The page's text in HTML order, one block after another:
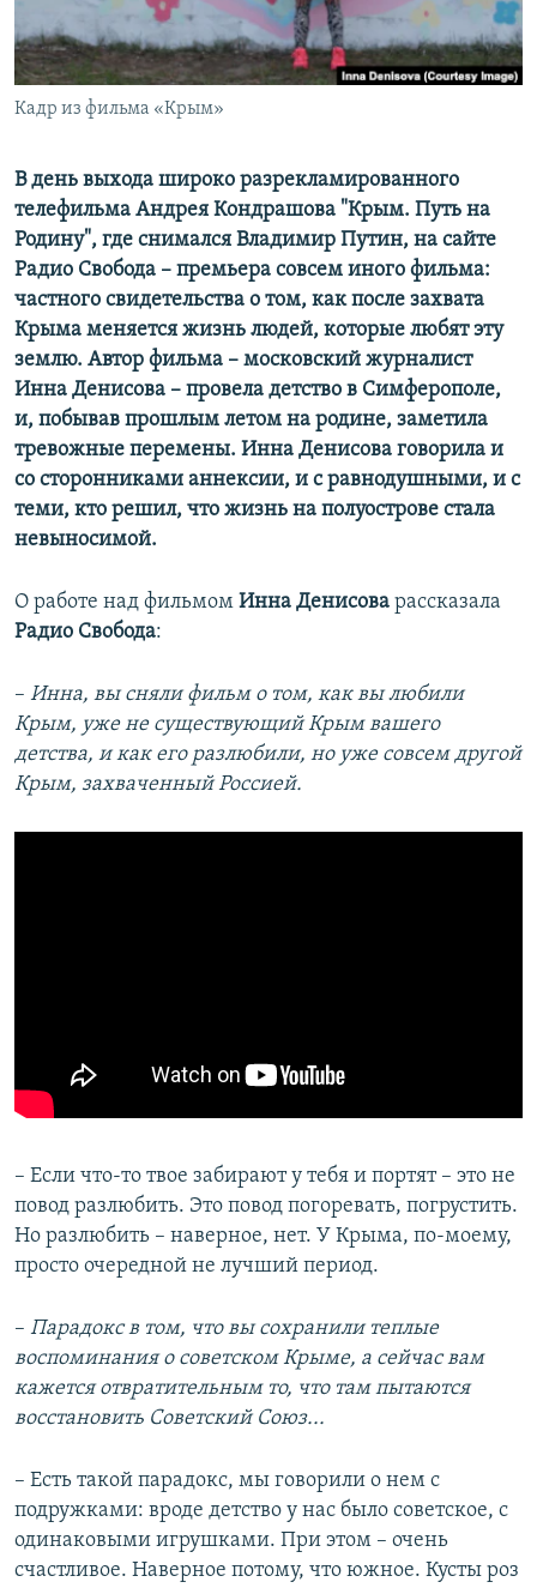
ПОБЕДИТЕЛЕЙ НЕ СУДЯТ?
КРЫМ.НЕПОКОРЕННЫЙ
ELIFBE
ПРИСОЕДИНЯЙТЕСЬ!
Все сайты RFE/RL
Кадр из фильма «Крым»
В день выхода широко разрекламированного
телефильма Андрея Кондрашова "Крым. Путь на
Родину", где снимался Владимир Путин, на сайте
Радио Свобода – премьера совсем иного фильма:
частного свидетельства о том, как после захвата
Крыма меняется жизнь людей, которые любят эту
землю. Автор фильма – московский журналист
Инна Денисова – провела детство в Симферополе,
и, побывав прошлым летом на родине, заметила
тревожные перемены. Инна Денисова говорила и
со сторонниками аннексии, и с равнодушными, и с
теми, кто решил, что жизнь на полуострове стала
невыносимой.
​О работе над фильмом Инна Денисова рассказала
Радио Свобода:
–​ Инна, вы сняли фильм о том, как вы любили
Крым, уже не существующий Крым вашего
детства, и как его разлюбили, но уже совсем другой
Крым, захваченный Россией.
– Если что-то твое забирают у тебя и портят – это не
повод разлюбить. Это повод погоревать, погрустить.
Но разлюбить – наверное, нет. У Крыма, по-моему,
просто очередной не лучший период.
–​ Парадокс в том, что вы сохранили теплые
воспоминания о советском Крыме, а сейчас вам
кажется отвратительным то, что там пытаются
восстановить Советский Союз...
– Есть такой парадокс, мы говорили о нем с
подружками: вроде детство у нас было советское, с
одинаковыми игрушками. При этом – очень
счастливое. Наверное потому, что южное. Кусты роз